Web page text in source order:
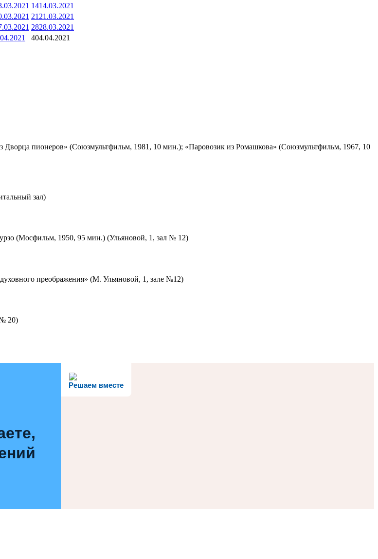
1414.03.2021
21 21.03.2021
2828.03.2021
404.04.2021
пионеров» (Союзмультфильм, 1981, 10 мин.); «Паровозик из Ромашкова» (Союзмультфильм, 1967, 10
зал)
(Мосфильм, 1950, 95 мин.) (Ульяновой, 1, зал № 12)
преображения» (М. Ульяновой, 1, зале №12)
20)
Решаем вместе